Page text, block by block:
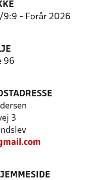
9:9 - Forår 2026
96
3